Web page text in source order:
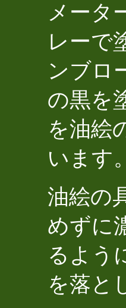
メータ
レーで
ンブロ
の黒を
を油絵
います。
油絵の
めずに
るよう
を落と